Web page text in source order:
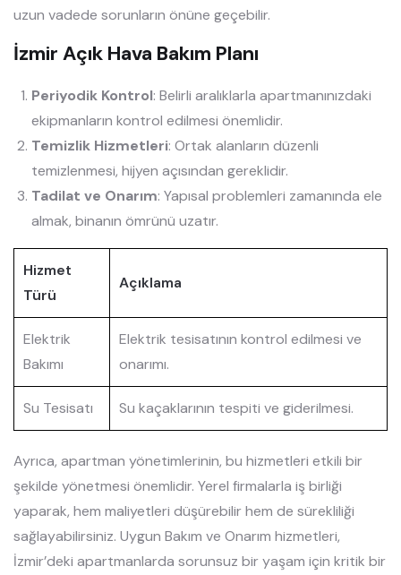
uzun vadede sorunların önüne geçebilir.
İzmir Açık Hava Bakım Planı
Periyodik Kontrol: Belirli aralıklarla apartmanınızdaki
ekipmanların kontrol edilmesi önemlidir.
Temizlik Hizmetleri: Ortak alanların düzenli
temizlenmesi, hijyen açısından gereklidir.
Tadilat ve Onarım: Yapısal problemleri zamanında ele
almak, binanın ömrünü uzatır.
Hizmet
Türü
Açıklama
Elektrik
Bakımı
Elektrik tesisatının kontrol edilmesi ve
onarımı.
Su Tesisatı Su kaçaklarının tespiti ve giderilmesi.
Ayrıca, apartman yönetimlerinin, bu hizmetleri etkili bir
şekilde yönetmesi önemlidir. Yerel firmalarla iş birliği
yaparak, hem maliyetleri düşürebilir hem de sürekliliği
sağlayabilirsiniz. Uygun Bakım ve Onarım hizmetleri,
İzmir’deki apartmanlarda sorunsuz bir yaşam için kritik bir